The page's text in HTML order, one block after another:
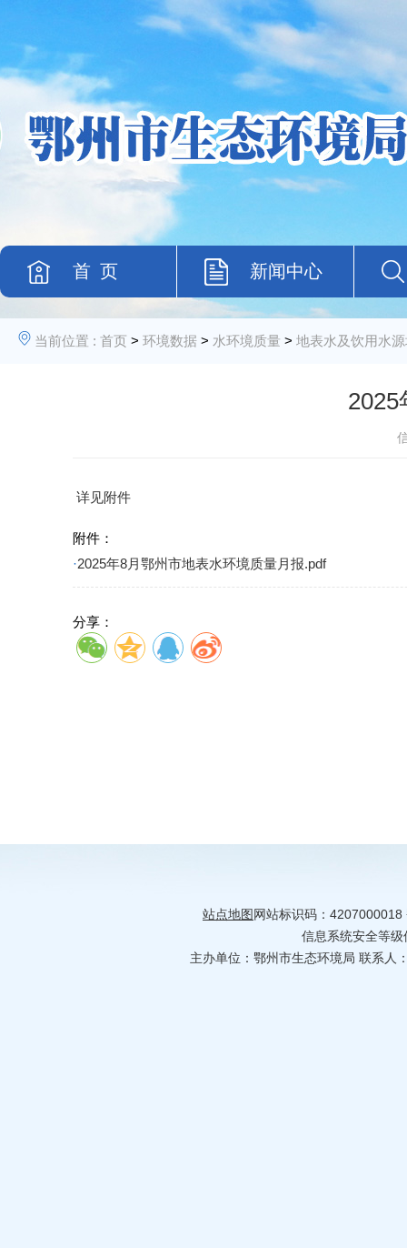
首 页 新闻中心
当前位置 : 首页 > 环境数据 > 水环境质量 > 地表水及饮用水
2025
详见附件
附件：
·2025年8月鄂州市地表水环境质量月报.pdf
分享：
站点地图网站标识码：
信息系统安全等
主办单位：鄂州市生态环境局 联系人